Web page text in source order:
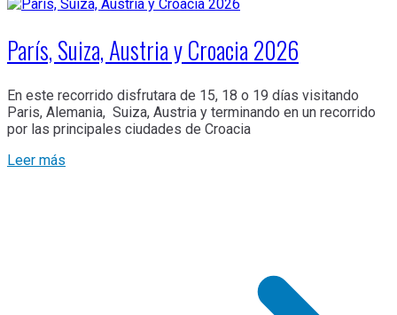
París, Suiza, Austria y Croacia 2026
En este recorrido disfrutara de 15, 18 o 19 días visitando
Paris, Alemania, Suiza, Austria y terminando en un recorrido
por las principales ciudades de Croacia
Leer más